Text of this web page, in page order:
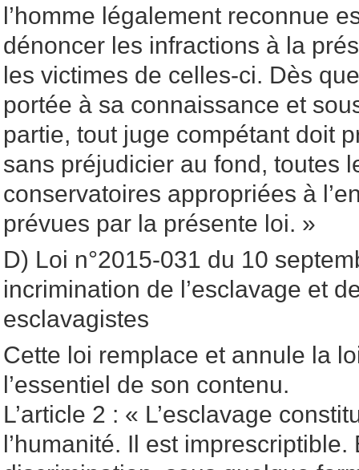
l’homme légalement reconnue
dénoncer les infractions à la
les victimes de celles-ci. Dès
portée à sa connaissance et
partie, tout juge compétant doit
sans préjudicier au fond, toutes
conservatoires appropriées à
prévues par la présente loi. »
D) Loi n°2015-031 du 10
incrimination de l’esclavage et
esclavagistes
Cette loi remplace et annule la
l’essentiel de son contenu.
L’article 2 : « L’esclavage
l’humanité. Il est